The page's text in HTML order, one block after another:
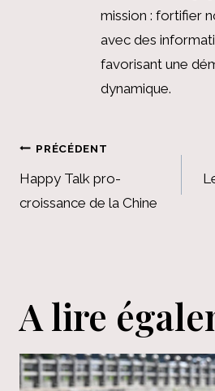
mission : fortifier
avec des
favorisant une
dynamique.
Navigation
de
PRÉCÉDENT
Happy Talk pro-
croissance de la Chine
A lire